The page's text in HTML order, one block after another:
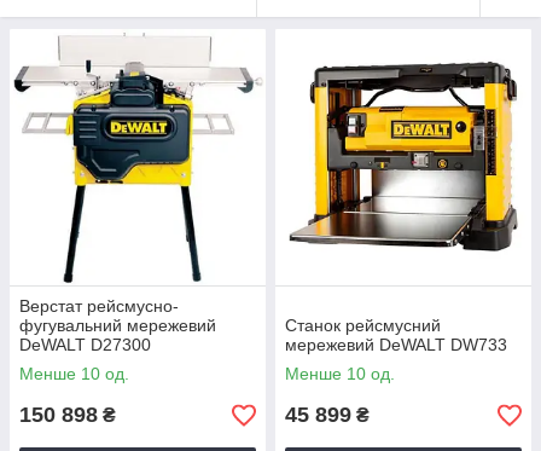
Верстат рейсмусно-
фугувальний мережевий
DeWALT D27300
Менше 10 од.
150 898 ₴
Станок рейсмусний
мережевий DeWALT DW733
Менше 10 од.
45 899 ₴